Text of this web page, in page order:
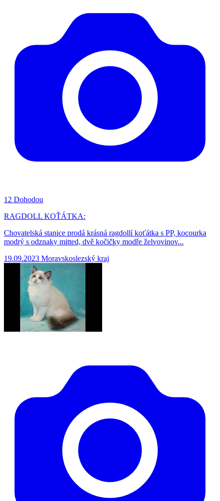
12 Dohodou
RAGDOLL KOŤÁTKA:
Chovatelská stanice prodá krásná ragdollí koťátka s PP, kocourka
modrý s odznaky mitted, dvě kočičky modře želvovinov...
19.09.2023 Moravskoslezský kraj